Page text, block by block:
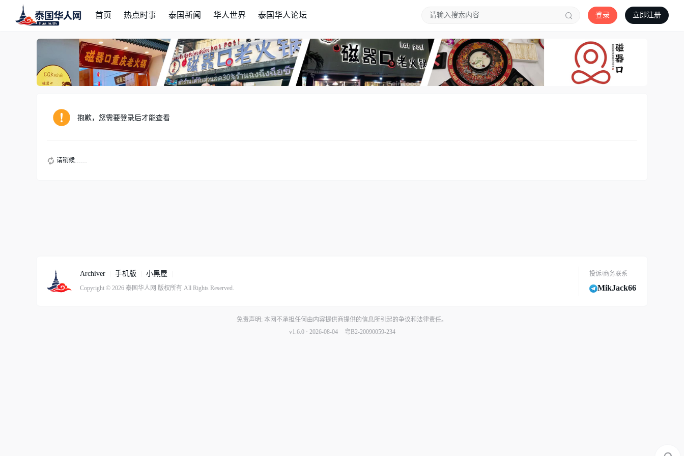
首页 热点时事 泰国新闻 华人世界 泰国华人论坛 登录 立即注册
抱歉，您需要登录后才能查看
请稍候……
投诉/商务联系
MikJack66
Archiver 手机版 小黑屋
Copyright © 2026 泰国华人网 版权所有 All Rights Reserved.
免责声明: 本网不承担任何由内容提供商提供的信息所引起的争议和法律责任。
v1.6.0 · 2026-08-04
粤B2-20090059-234